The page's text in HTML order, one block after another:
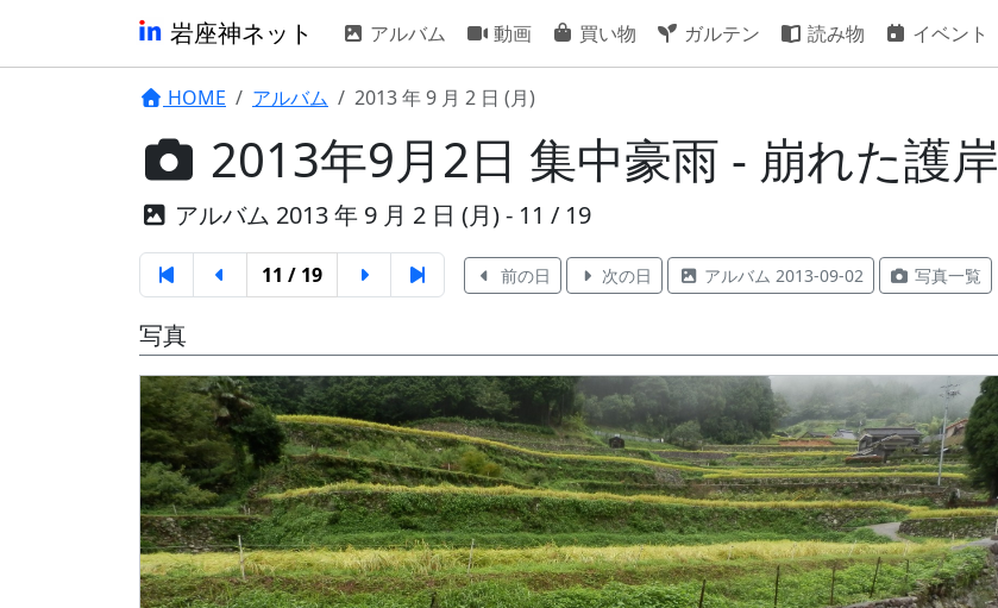
岩座神ネット アルバム 動画 買い物 ガルテン 読み物 イベント
HOME アルバム 2013 年 9 月 2 日 (月)
2013年9月2日 集中豪雨 - 崩れた護岸
アルバム 2013 年 9 月 2 日 (月) - 11 / 19
11 / 19 前の日 次の日 アルバム 2013-09-02 写真一覧
写真